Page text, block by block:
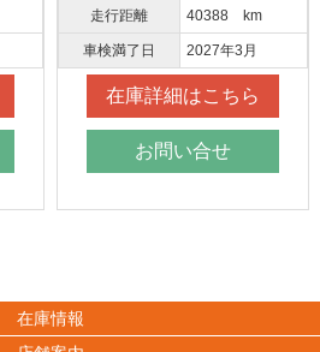
走行距離 40388 km
車検満了日 2027年3月
在庫詳細はこちら
お問い合せ
在庫情報